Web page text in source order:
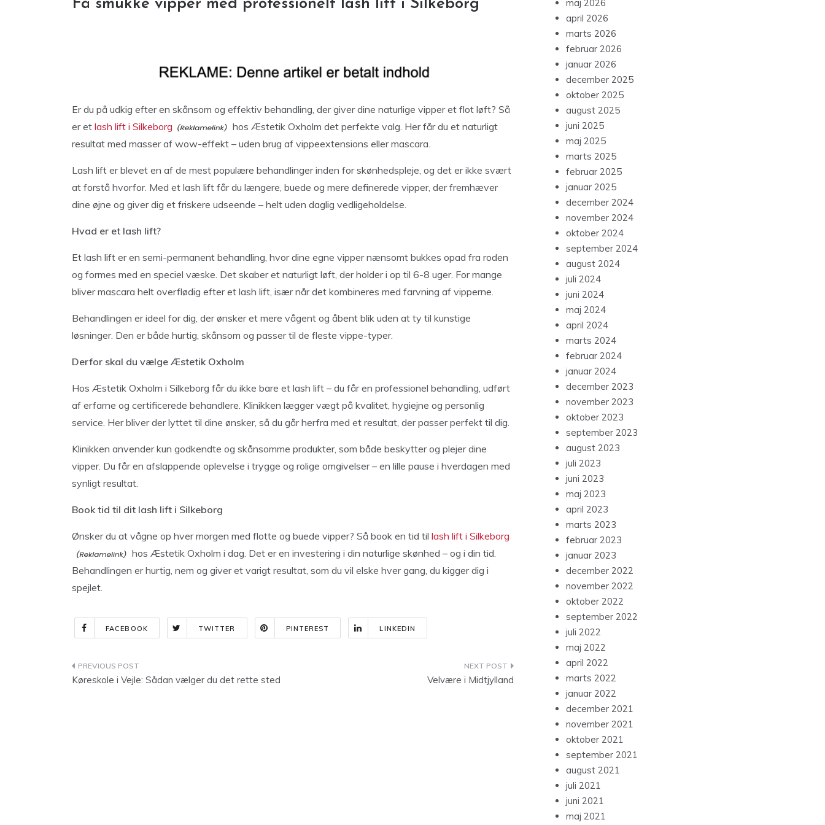
Få smukke vipper med professionelt lash lift i Silkeborg
Er du på udkig efter en skånsom og effektiv behandling, der giver dine naturlige vipper et flot løft? Så
er et lash lift i Silkeborg
hos Æstetik Oxholm det perfekte valg. Her får du et naturligt
resultat med masser af wow-effekt – uden brug af vippeextensions eller mascara.
Lash lift er blevet en af de mest populære behandlinger inden for skønhedspleje, og det er ikke svært
at forstå hvorfor. Med et lash lift får du længere, buede og mere definerede vipper, der fremhæver
dine øjne og giver dig et friskere udseende – helt uden daglig vedligeholdelse.
Hvad er et lash lift?
Et lash lift er en semi-permanent behandling, hvor dine egne vipper nænsomt bukkes opad fra roden
og formes med en speciel væske. Det skaber et naturligt løft, der holder i op til 6-8 uger. For mange
bliver mascara helt overflødig efter et lash lift, især når det kombineres med farvning af vipperne.
Behandlingen er ideel for dig, der ønsker et mere vågent og åbent blik uden at ty til kunstige
løsninger. Den er både hurtig, skånsom og passer til de fleste vippe-typer.
Derfor skal du vælge Æstetik Oxholm
Hos Æstetik Oxholm i Silkeborg får du ikke bare et lash lift – du får en professionel behandling, udført
af erfarne og certificerede behandlere. Klinikken lægger vægt på kvalitet, hygiejne og personlig
service. Her bliver der lyttet til dine ønsker, så du går herfra med et resultat, der passer perfekt til dig.
Klinikken anvender kun godkendte og skånsomme produkter, som både beskytter og plejer dine
vipper. Du får en afslappende oplevelse i trygge og rolige omgivelser – en lille pause i hverdagen med
synligt resultat.
Book tid til dit lash lift i Silkeborg
Ønsker du at vågne op hver morgen med flotte og buede vipper? Så book en tid til lash lift i Silkeborg
hos Æstetik Oxholm i dag. Det er en investering i din naturlige skønhed – og i din tid.
Behandlingen er hurtig, nem og giver et varigt resultat, som du vil elske hver gang, du kigger dig i
spejlet.
FACEBOOK TWITTER PINTEREST LINKEDIN
Indlægsnavigation
Køreskole i Vejle: Sådan vælger du det rette sted Velvære i Midtjylland
maj 2026
april 2026
marts 2026
februar 2026
januar 2026
december 2025
oktober 2025
august 2025
juni 2025
maj 2025
marts 2025
februar 2025
januar 2025
december 2024
november 2024
oktober 2024
september 2024
august 2024
juli 2024
juni 2024
maj 2024
april 2024
marts 2024
februar 2024
januar 2024
december 2023
november 2023
oktober 2023
september 2023
august 2023
juli 2023
juni 2023
maj 2023
april 2023
marts 2023
februar 2023
januar 2023
december 2022
november 2022
oktober 2022
september 2022
juli 2022
maj 2022
april 2022
marts 2022
januar 2022
december 2021
november 2021
oktober 2021
september 2021
august 2021
juli 2021
juni 2021
maj 2021